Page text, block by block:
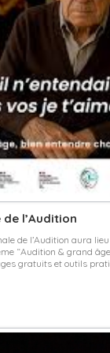
l’Audition
de l’Audition aura
“Audition & grand
gratuits et outils